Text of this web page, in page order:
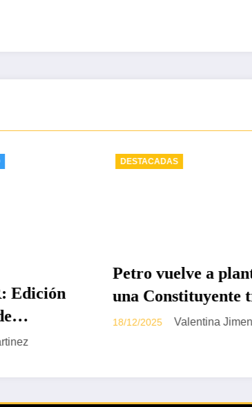
tras
la reforma a
el Senado
Jimeno
DESTACADAS
Minsalud
equiparar
UPC del
18/12/2025